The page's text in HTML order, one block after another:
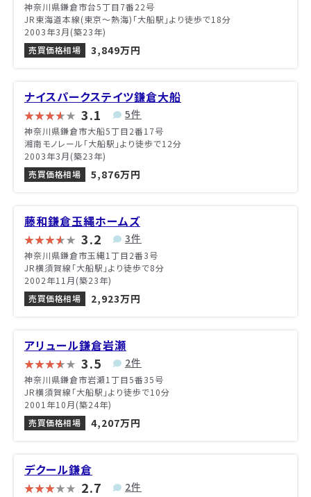
神奈川県鎌倉市台5丁目7番22号
JR東海道本線(東京～熱海)「大船駅」より徒歩で18分
2003年3月(築23年)
売買価格相場
3,849万円
ナイスパークステイツ鎌倉大船
3.1 5件
神奈川県鎌倉市大船5丁目2番17号
湘南モノレール「大船駅」より徒歩で12分
2003年3月(築23年)
売買価格相場
5,876万円
藤和鎌倉玉縄ホームズ
3.2 3件
神奈川県鎌倉市玉縄1丁目2番3号
JR横須賀線「大船駅」より徒歩で8分
2002年11月(築23年)
売買価格相場
2,923万円
アリュール鎌倉岩瀬
3.5 2件
神奈川県鎌倉市岩瀬1丁目5番35号
JR横須賀線「大船駅」より徒歩で10分
2001年10月(築24年)
売買価格相場
4,207万円
デクール鎌倉
2.7 2件